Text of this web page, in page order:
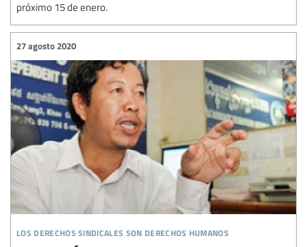
próximo 15 de enero.
los derechos sindicales son derechos humanos
27 agosto 2020